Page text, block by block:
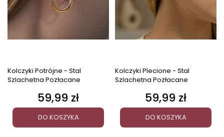
Kolczyki Potrójne - Stal
Szlachetna Pozłacane
Cena
59,99 zł
DO KOSZYKA
Kolczyki Plecione - Stal
Szlachetna Pozłacane
Cena
59,99 zł
DO KOSZYKA